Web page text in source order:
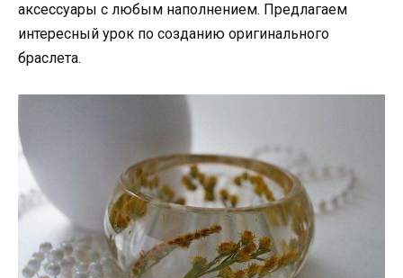
аксессуары с любым наполнением. Предлагаем
интересный урок по созданию оригинального
браслета.